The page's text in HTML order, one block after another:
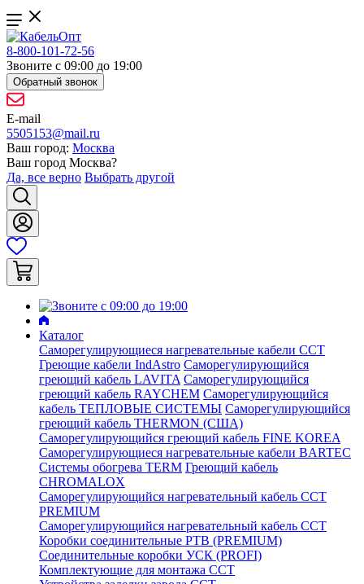
8-800-101-72-56
Звоните с 09:00 до 19:00
Обратный звонок
E-mail
5505153@mail.ru
Ваш город: Москва
Ваш город Москва?
Да, все верно Выбрать другой
Каталог
Саморегулирующиеся нагревательные кабели ССТ
Греющие кабели IndAstro Саморегулирующийся
греющий кабель LAVITA Саморегулирующийся
греющий кабель RAYCHEM Саморегулирующийся
кабель ТЕПЛОВЫЕ СИСТЕМЫ Саморегулирующийся
греющий кабель THERMON (США)
Саморегулирующийся греющий кабель FINE KOREA
Саморегулирующиеся нагревательные кабели BARTEC
Системы обогрева TERM Греющий кабель
CHROMALOX
Саморегулирующийся нагревательный кабель ССТ
PREMIUM
Саморегулирующийся нагревательный кабель ССТ
Коробки соединительные РТВ (PREMIUM)
Соединительные коробки УСК (PROFI)
Комплектующие для монтажа ССТ